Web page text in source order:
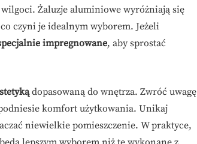
Żaluzje aluminiowe wyróżniają się
czyni je idealnym wyborem. Jeżeli
impregnowane, aby sprostać
dopasowaną do wnętrza. Zwróć uwagę
komfort użytkowania. Unikaj
niewielkie pomieszczenie. W praktyce,